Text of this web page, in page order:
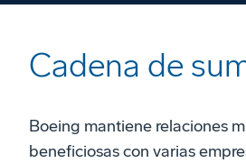
Cadena de
Boeing mantiene relaciones
beneficiosas con varias